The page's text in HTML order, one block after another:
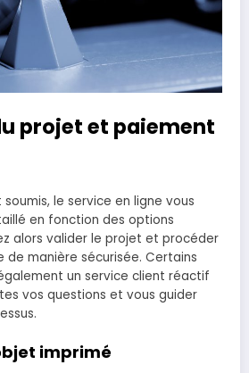
projet et paiement
le service en ligne vous
en fonction des options
alors valider le projet et procéder
de manière sécurisée. Certains
un service client réactif
vos questions et vous guider
imprimé